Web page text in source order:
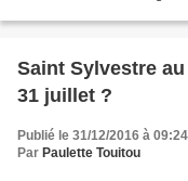
Saint Sylvestre au
31 juillet ?
Publié le 31/12/2016 à 09:24
Par Paulette Touitou